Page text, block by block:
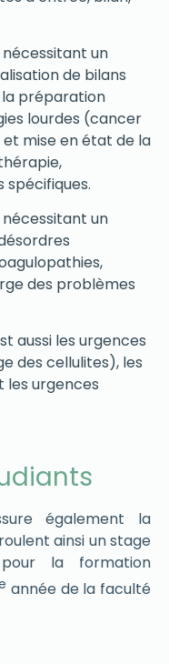
un
de bilans
la préparation
lourdes (cancer
mise en état de la
un
des problèmes
aussi les urgences
des cellulites), les
les urgences
également la
ainsi un stage
la formation
année de la faculté